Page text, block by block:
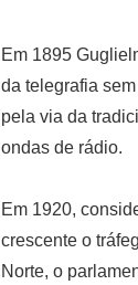
Em 1895
da telegrafia
pela via da
ondas de rádio.
Em 1920,
crescente o
Norte, o